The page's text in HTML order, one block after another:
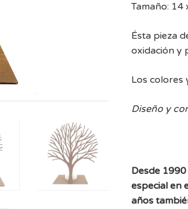
Tamaño: 14
Ésta pieza
oxidación y
Los colores
Diseño y
Desde
especial en
años